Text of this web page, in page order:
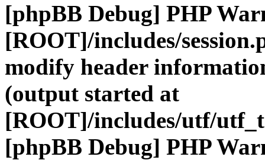
[phpBB Debug] PHP
[ROOT]/includes/
modify header
(output started at
[ROOT]/includes/utf/
[phpBB Debug] PHP